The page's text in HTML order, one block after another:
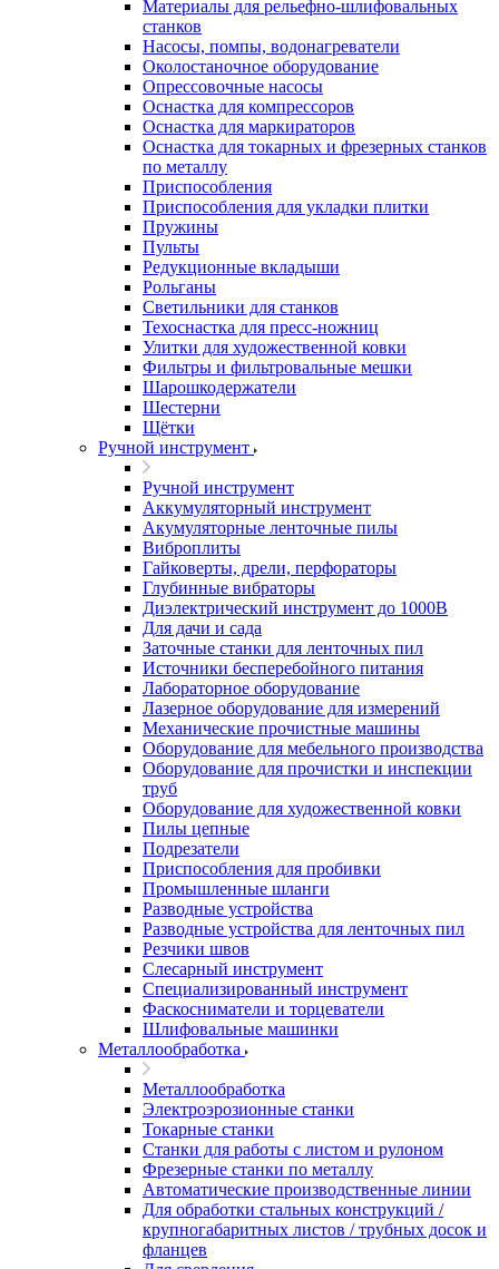
Материалы для рельефно-шлифовальных
станков
Насосы, помпы, водонагреватели
Околостаночное оборудование
Опрессовочные насосы
Оснастка для компрессоров
Оснастка для маркираторов
Оснастка для токарных и фрезерных станков
по металлу
Приспособления
Приспособления для укладки плитки
Пружины
Пульты
Редукционные вкладыши
Рольганы
Светильники для станков
Техоснастка для пресс-ножниц
Улитки для художественной ковки
Фильтры и фильтровальные мешки
Шарошкодержатели
Шестерни
Щётки
Ручной инструмент
Ручной инструмент
Аккумуляторный инструмент
Акумуляторные ленточные пилы
Виброплиты
Гайковерты, дрели, перфораторы
Глубинные вибраторы
Диэлектрический инструмент до 1000В
Для дачи и сада
Заточные станки для ленточных пил
Источники бесперебойного питания
Лабораторное оборудование
Лазерное оборудование для измерений
Механические прочистные машины
Оборудование для мебельного производства
Оборудование для прочистки и инспекции
труб
Оборудование для художественной ковки
Пилы цепные
Подрезатели
Приспособления для пробивки
Промышленные шланги
Разводные устройства
Разводные устройства для ленточных пил
Резчики швов
Слесарный инструмент
Специализированный инструмент
Фаскосниматели и торцеватели
Шлифовальные машинки
Металлообработка
Металлообработка
Электроэрозионные станки
Токарные станки
Станки для работы с листом и рулоном
Фрезерные станки по металлу
Автоматические производственные линии
Для обработки стальных конструкций /
крупногабаритных листов / трубных досок и
фланцев